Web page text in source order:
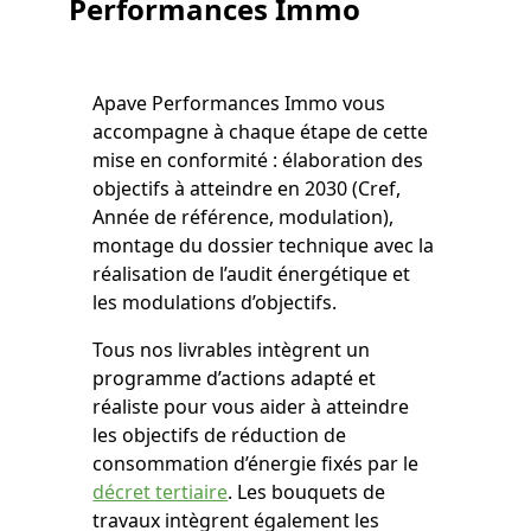
Performances Immo
Apave Performances Immo vous
accompagne à chaque étape de cette
mise en conformité : élaboration des
objectifs à atteindre en 2030 (Cref,
Année de référence, modulation),
montage du dossier technique avec la
réalisation de l’audit énergétique et
les modulations d’objectifs.
Tous nos livrables intègrent un
programme d’actions adapté et
réaliste pour vous aider à atteindre
les objectifs de réduction de
consommation d’énergie fixés par le
décret tertiaire. Les bouquets de
travaux intègrent également les